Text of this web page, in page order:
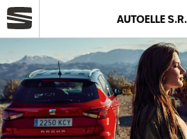
Azienda
Modelli
AUTOELLE